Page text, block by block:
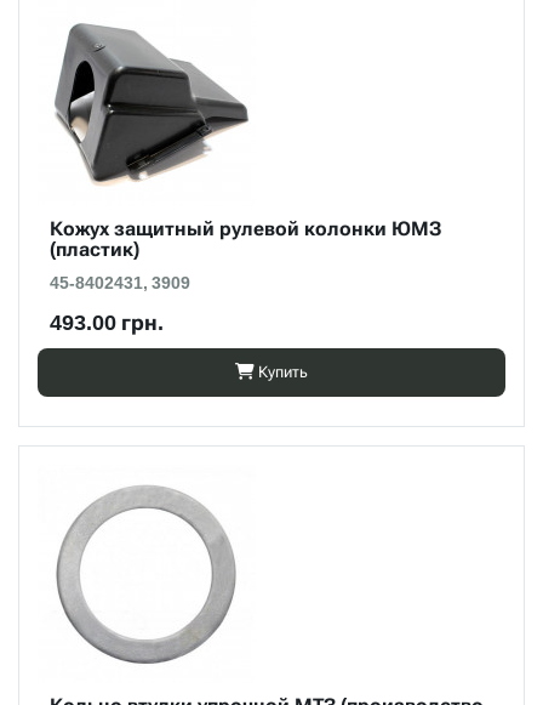
Кожух защитный рулевой колонки ЮМЗ
(пластик)
45-8402431, 3909
493.00 грн.
Купить